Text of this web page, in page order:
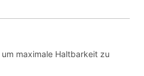
maximale Haltbarkeit zu